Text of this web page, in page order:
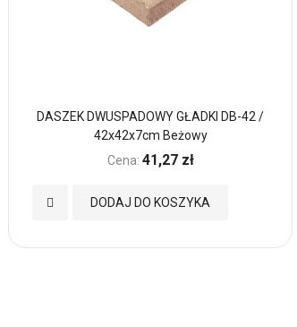
DASZEK DWUSPADOWY GŁADKI DB-42 /
42x42x7cm Beżowy
Cena: 41,27 zł
DODAJ DO KOSZYKA
Dodaj